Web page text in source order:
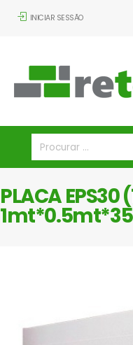
INICIAR SESSÃO
PLACA